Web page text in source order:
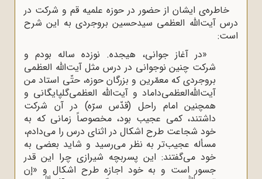
خاطره‌ی ایشان از حضور در حوزه علمیه قم و شرکت در
درس آیت‌الله‌ العظمی سیدحسین بروجردی به این شرح
است:
«در آغاز جوانى، هیجده. نوزده ساله بودم و
شرکت چنین نوجوانى در درس مثل آیت‌الله العظمى‌
بروجردى که معمّرین و بزرگان حوزه، حتّى استاد من
آیت‌الله‌العظمى‌داماد و آیت‌الله العظمى‌گلپایگانى و
همچنین امام راحل (قدّس سرّه) در آن شرکت
داشتند، کمى ‌عجیب بود، مخصوصاً زمانى که به
خود شجاعت طرح اشکال در اثناى درس را مى‌دادم،
مسأله عجیب‌تر به نظر مى‌رسید و شاید بعضى به
خود مى‌گفتند: این پسربچه شیرازى چرا این قدر
جسور است و به خود اجازه طرح اشکال و «إن